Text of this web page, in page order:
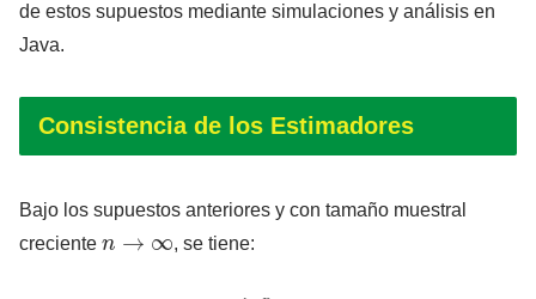
de estos supuestos mediante simulaciones y análisis en
Java.
Consistencia de los Estimadores
Bajo los supuestos anteriores y con tamaño muestral
creciente
, se tiene: